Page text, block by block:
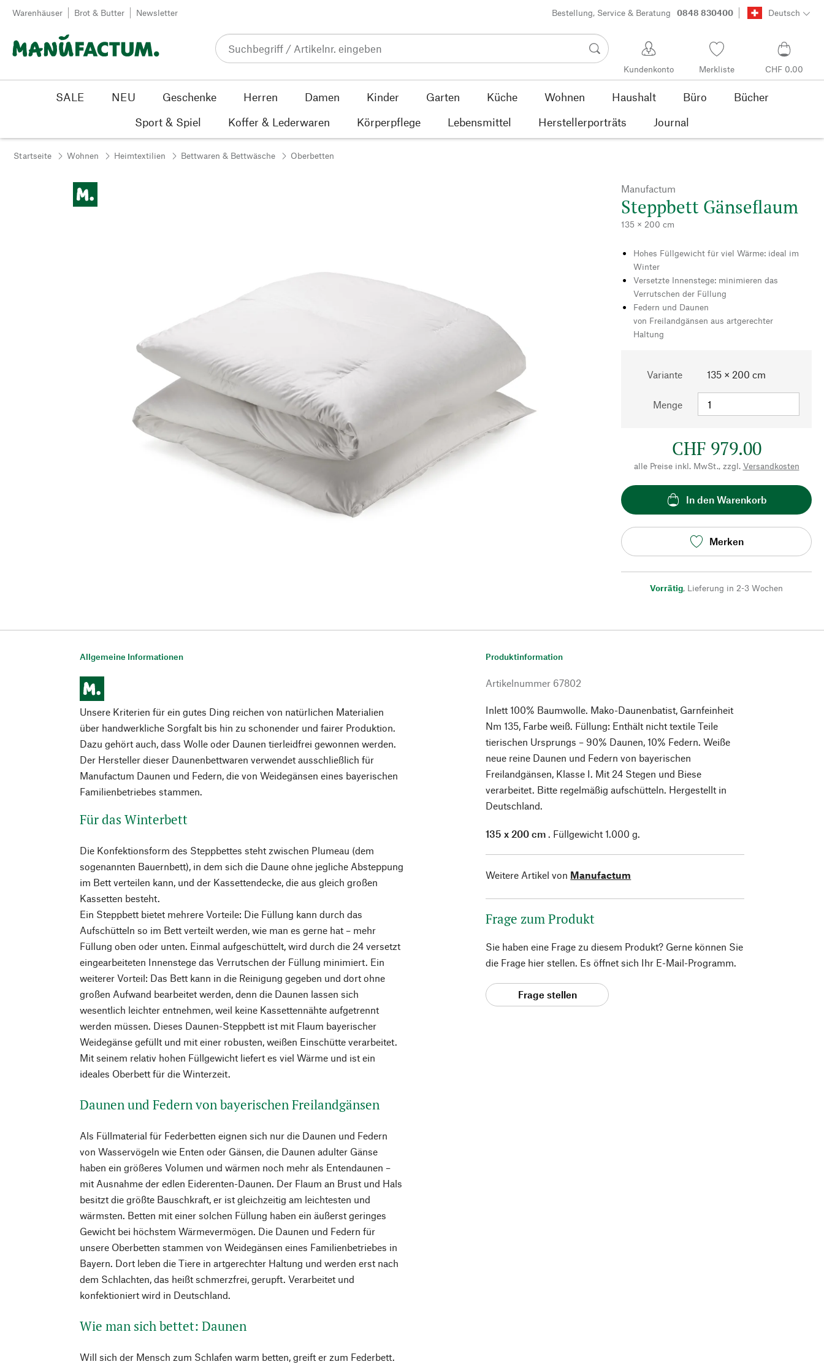
Zum Inhalt springen
Warenhäuser Brot & Butter Newsletter Bestellung, Service & Beratung 0848 830400 Deutsch
Kundenkonto Merkliste CHF 0.00
SALE NEU Geschenke Herren Damen Kinder Garten Küche Wohnen Haushalt Büro
Bücher
Sport & Spiel
Koffer & Lederwaren Körperpflege Lebensmittel Herstellerporträts Journal
Startseite Wohnen Heimtextilien Bettwaren & Bettwäsche Oberbetten
Manufactum
Steppbett Gänseflaum
135 × 200 cm
Hohes Füllgewicht für viel Wärme: ideal im
Winter
Versetzte Innenstege: minimieren das
Verrutschen der Füllung
Federn und Daunen
von Freilandgänsen aus artgerechter
Haltung
Variante 135 × 200 cm
Menge
CHF 979.00
alle Preise inkl. MwSt., zzgl. Versandkosten
In den Warenkorb
Merken
Vorrätig, Lieferung in 2-3 Wochen
Allgemeine Informationen
Unsere Kriterien für ein gutes Ding reichen von natürlichen Materialien
über handwerkliche Sorgfalt bis hin zu schonender und fairer Produktion.
Dazu gehört auch, dass Wolle oder Daunen tierleidfrei gewonnen werden.
Der Hersteller dieser Daunenbettwaren verwendet ausschließlich für
Manufactum Daunen und Federn, die von Weidegänsen eines bayerischen
Familienbetriebes stammen.
Für das Winterbett
Die Konfektionsform des Steppbettes steht zwischen Plumeau (dem
sogenannten Bauernbett), in dem sich die Daune ohne jegliche Absteppung
im Bett verteilen kann, und der Kassettendecke, die aus gleich großen
Kassetten besteht.
Ein Steppbett bietet mehrere Vorteile: Die Füllung kann durch das
Aufschütteln so im Bett verteilt werden, wie man es gerne hat – mehr
Füllung oben oder unten. Einmal aufgeschüttelt, wird durch die 24 versetzt
eingearbeiteten Innenstege das Verrutschen der Füllung minimiert. Ein
weiterer Vorteil: Das Bett kann in die Reinigung gegeben und dort ohne
großen Aufwand bearbeitet werden, denn die Daunen lassen sich
wesentlich leichter entnehmen, weil keine Kassettennähte aufgetrennt
werden müssen. Dieses Daunen-Steppbett ist mit Flaum bayerischer
Weidegänse gefüllt und mit einer robusten, weißen Einschütte verarbeitet.
Mit seinem relativ hohen Füllgewicht liefert es viel Wärme und ist ein
ideales Oberbett für die Winterzeit.
Daunen und Federn von bayerischen Freilandgänsen
Als Füllmaterial für Federbetten eignen sich nur die Daunen und Federn
von Wasservögeln wie Enten oder Gänsen, die Daunen adulter Gänse
haben ein größeres Volumen und wärmen noch mehr als Entendaunen –
mit Ausnahme der edlen Eiderenten-Daunen. Der Flaum an Brust und Hals
besitzt die größte Bauschkraft, er ist gleichzeitig am leichtesten und
wärmsten. Betten mit einer solchen Füllung haben ein äußerst geringes
Gewicht bei höchstem Wärmevermögen. Die Daunen und Federn für
unsere Oberbetten stammen von Weidegänsen eines Familienbetriebes in
Bayern. Dort leben die Tiere in artgerechter Haltung und werden erst nach
dem Schlachten, das heißt schmerzfrei, gerupft. Verarbeitet und
konfektioniert wird in Deutschland.
Wie man sich bettet: Daunen
Will sich der Mensch zum Schlafen warm betten, greift er zum Federbett.
Produktinformation
Artikelnummer 67802
Inlett 100% Baumwolle. Mako-Daunenbatist, Garnfeinheit
Nm 135, Farbe weiß. Füllung: Enthält nicht textile Teile
tierischen Ursprungs – 90% Daunen, 10% Federn. Weiße
neue reine Daunen und Federn von bayerischen
Freilandgänsen, Klasse I. Mit 24 Stegen und Biese
verarbeitet. Bitte regelmäßig aufschütteln. Hergestellt in
Deutschland.
135 x 200 cm . Füllgewicht 1.000 g.
Weitere Artikel von Manufactum
Frage zum Produkt
Sie haben eine Frage zu diesem Produkt? Gerne können Sie
die Frage hier stellen. Es öffnet sich Ihr E-Mail-Programm.
Frage stellen